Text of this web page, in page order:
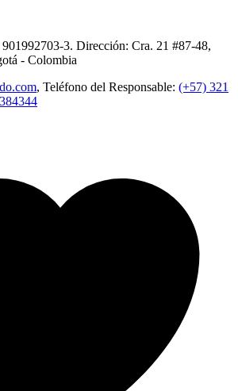
3. Dirección: Cra. 21 #87-48,
- Colombia
, Teléfono del Responsable: (+57) 321